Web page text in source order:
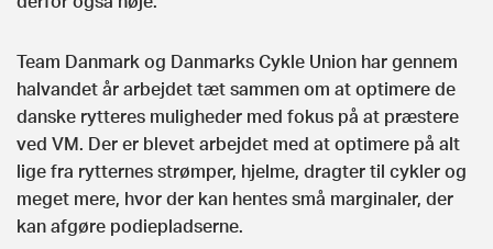
Team Danmark og Danmarks Cykle Union har gennem
halvandet år arbejdet tæt sammen om at optimere de
danske rytteres muligheder med fokus på at præstere
ved VM. Der er blevet arbejdet med at optimere på alt
lige fra rytternes strømper, hjelme, dragter til cykler og
meget mere, hvor der kan hentes små marginaler, der
kan afgøre podiepladserne.